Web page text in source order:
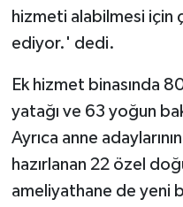
hizmeti alabilmesi için
ediyor.' dedi.
Ek hizmet binasında
yatağı ve 63 yoğun
Ayrıca anne
hazırlanan 22 özel
ameliyathane de yeni